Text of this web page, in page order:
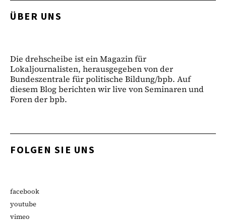
ÜBER UNS
Die drehscheibe ist ein Magazin für
Lokaljournalisten, herausgegeben von der
Bundeszentrale für politische Bildung/bpb. Auf
diesem Blog berichten wir live von Seminaren und
Foren der bpb.
FOLGEN SIE UNS
facebook
youtube
vimeo